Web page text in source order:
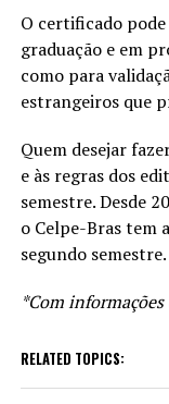
O certificado pode
graduação e em
como para
estrangeiros que
Quem desejar
e às regras dos
semestre. Desde
o Celpe-Bras tem
segundo semestre.
*Com
RELATED TOPICS: